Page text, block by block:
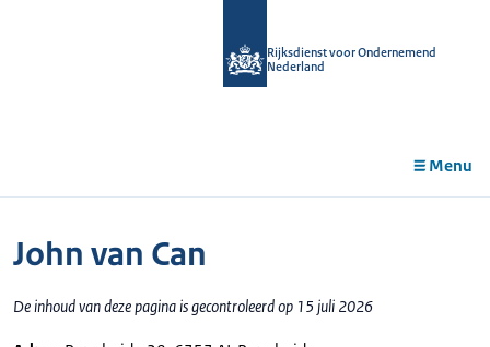
Rijksdienst voor Ondernemend
Nederland
Menu
John van Can
De inhoud van deze pagina is gecontroleerd op 15 juli 2026